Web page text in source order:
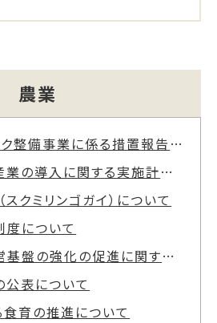
農業
措置報告書及び簡易的環境影響評価書(修正版)の公表
入に関する実施計画書について
スクミリンゴガイ）について
について
の強化の促進に関する基本構想
表について
育の推進について